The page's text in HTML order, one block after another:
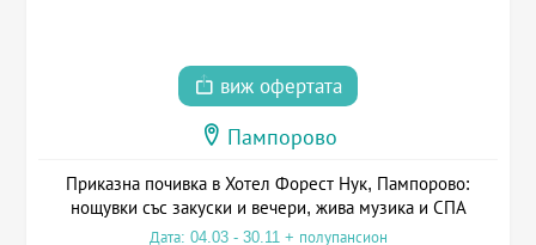
виж офертата
Пампорово
Приказна почивка в Хотел Форест Нук, Пампорово:
нощувки със закуски и вечери, жива музика и СПА
Дата: 04.03 - 30.11 + полупансион